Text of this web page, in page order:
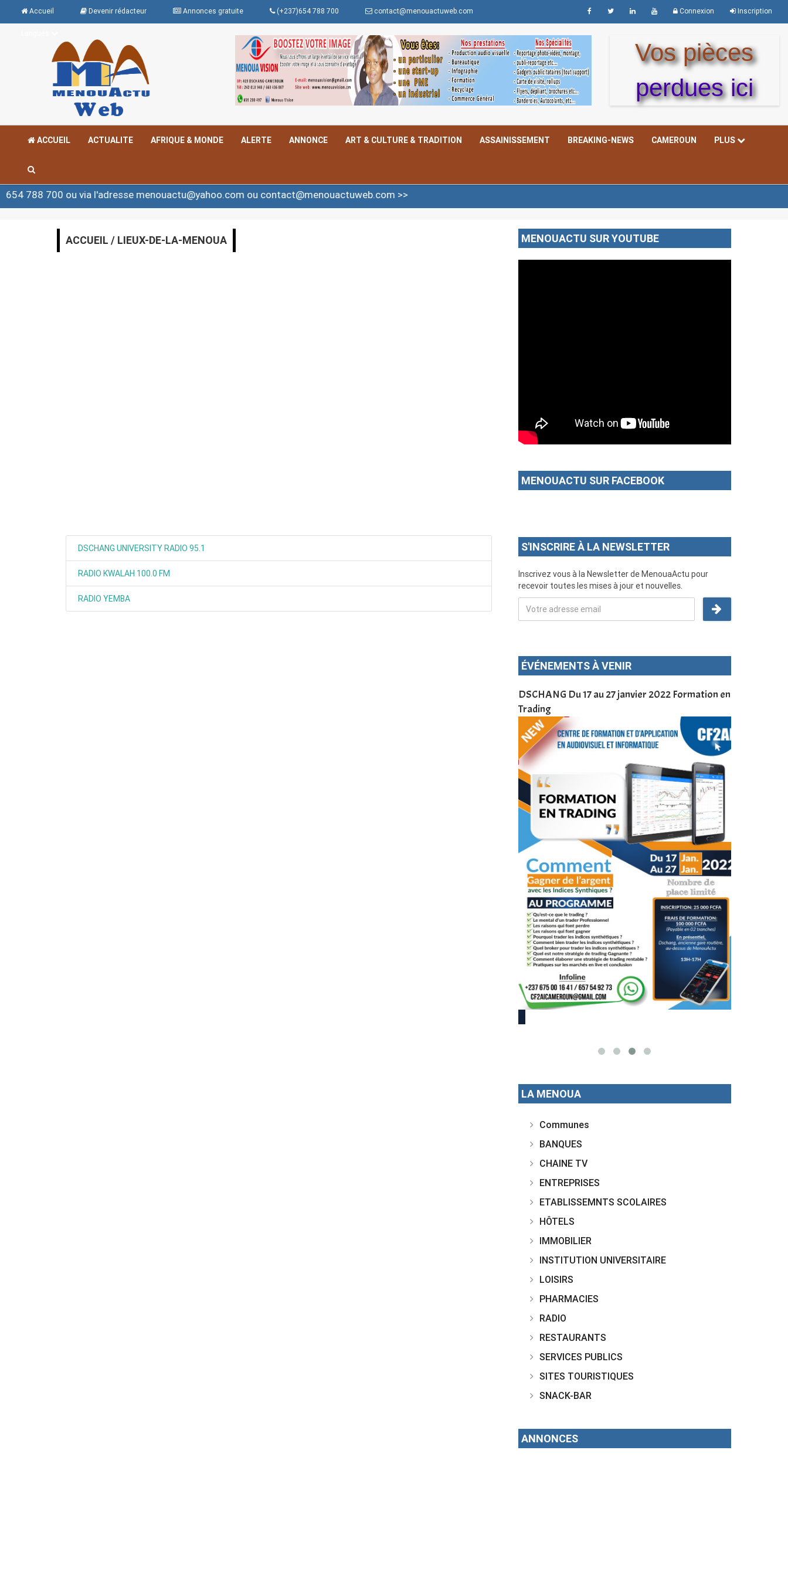
Accueil Devenir rédacteur Annonces gratuite (+237)654 788 700 contact@menouactuweb.com Connexion Inscription
Vos pièces
perdues ici
ACCUEIL ACTUALITE AFRIQUE & MONDE ALERTE ANNONCE ART & CULTURE & TRADITION ASSAINISSEMENT BREAKING-NEWS CAMEROUN PLUS
ou via l'adresse menouactu@yahoo.com ou contact@menouactuweb.com >>
ACCUEIL / LIEUX-DE-LA-MENOUA
DSCHANG UNIVERSITY RADIO 95.1
RADIO KWALAH 100.0 FM
RADIO YEMBA
MENOUACTU SUR YOUTUBE
MENOUACTU SUR FACEBOOK
S'INSCRIRE À LA NEWSLETTER
Inscrivez vous à la Newsletter de MenouaActu pour
recevoir toutes les mises à jour et nouvelles.
ÉVÉNEMENTS À VENIR
DSCHANG Du 17 au 27 janvier 2022 Formation en
Trading
Cameroun
LA MENOUA
Communes
BANQUES
CHAINE TV
ENTREPRISES
ETABLISSEMNTS SCOLAIRES
HÔTELS
IMMOBILIER
INSTITUTION UNIVERSITAIRE
LOISIRS
PHARMACIES
RADIO
RESTAURANTS
SERVICES PUBLICS
SITES TOURISTIQUES
SNACK-BAR
ANNONCES